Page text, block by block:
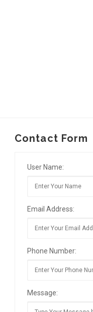
Contact Form
User Name:
Email Address:
Phone Number:
Message: